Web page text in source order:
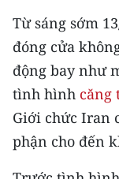
TRI THỨC
54 DÂN TỘC
CHƯƠNG TRÌNH
MỘT SẢN PHẨM
RADIO
Từ sáng sớm
đóng cửa
động bay như
tình hình căng
Giới chức Iran
phận cho đến